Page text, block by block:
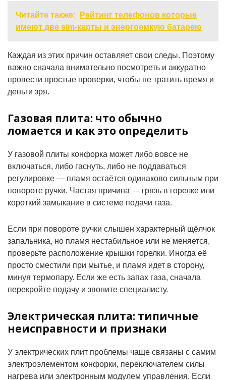
Читайте также:
Рейтинг телефонов которые
имеют две sim-карты и энергоемкую батарею
Каждая из этих причин оставляет свои следы. Поэтому
важно сначала внимательно посмотреть и аккуратно
провести простые проверки, чтобы не тратить время и
деньги зря.
Газовая плита: что обычно
ломается и как это определить
У газовой плиты конфорка может либо вовсе не
включаться, либо гаснуть, либо не поддаваться
регулировке — пламя остаётся одинаково сильным при
повороте ручки. Частая причина — грязь в горелке или
короткий замыкание в системе подачи газа.
Если при повороте ручки слышен характерный щёлчок
запальника, но пламя нестабильное или не меняется,
проверьте расположение крышки горелки. Иногда её
просто сместили при мытье, и пламя идет в сторону,
минуя термопару. Если же есть запах газа, сначала
перекройте подачу и звоните специалисту.
Электрическая плита: типичные
неисправности и признаки
У электрических плит проблемы чаще связаны с самим
электроэлементом конфорки, переключателем силы
нагрева или электронным модулем управления. Если